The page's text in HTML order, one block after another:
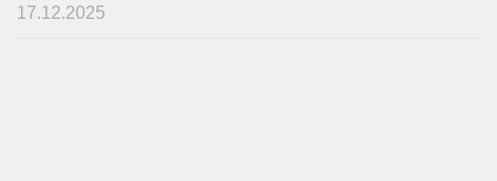
17.12.2025